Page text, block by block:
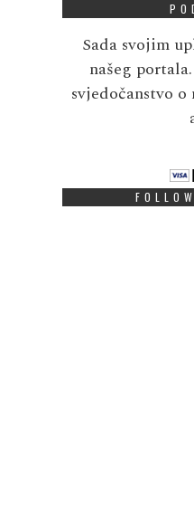
Sada svojim
našeg
svjedočanstvo